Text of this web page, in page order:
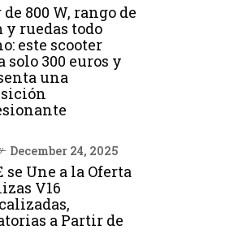
800 W, rango de
y ruedas todo
este scooter
solo 300 euros y
una
December 24, 2025
se Une a la Oferta
V16
a Partir de